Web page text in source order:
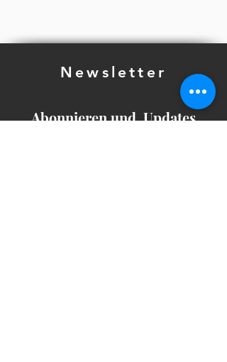
Newsletter
Abonnieren und Updates